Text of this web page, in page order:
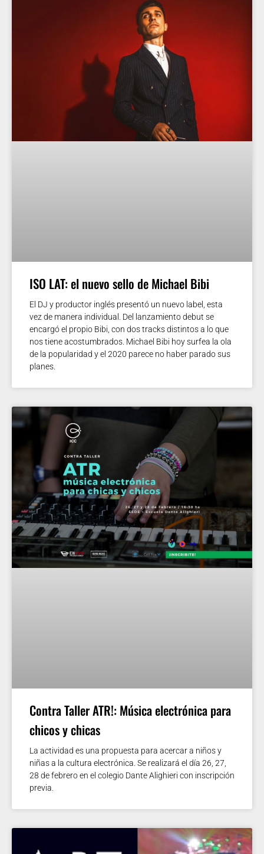
ISO LAT: el nuevo sello de Michael Bibi
El DJ y productor inglés presentó un nuevo label, esta
vez de manera individual. Del lanzamiento debut se
encargó el propio Bibi, con dos tracks distintos a lo que
nos tiene acostumbrados. Michael Bibi hoy surfea la ola
de la popularidad y el 2020 parece no haber parado sus
planes.
Contra Taller ATR!: Música electrónica para
chicos y chicas
La actividad es una propuesta para acercar a niños y
niñas a la cultura electrónica. Se realizará el día 26, 27,
28 de febrero en el colegio Dante Alighieri con inscripción
previa.